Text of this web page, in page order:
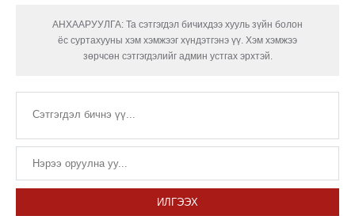
АНХААРУУЛГА: Та сэтгэгдэл бичихдээ хууль зүйн болон
ёс суртахууны хэм хэмжээг хүндэтгэнэ үү. Хэм хэмжээ
зөрчсөн сэтгэгдэлийг админ устгах эрхтэй.
ИЛГЭЭХ